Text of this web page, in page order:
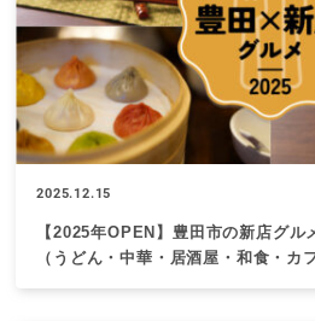
2025.12.15
【2025年OPEN】豊田市の新店グル
（うどん・中華・居酒屋・和食・カ